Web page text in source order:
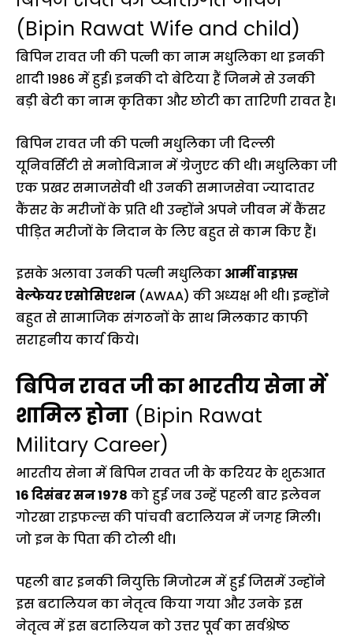
(Bipin Rawat Wife and child)
बिपिन रावत जी की पत्नी का नाम मधुलिका था इनकी
शादी 1986 में हुई। इनकी दो बेटिया हैं जिनमे से उनकी
बड़ी बेटी का नाम कृतिका और छोटी का तारिणी रावत है।
बिपिन रावत जी की पत्नी मधुलिका जी दिल्ली
यूनिवर्सिटी से मनोविज्ञान में ग्रेजुएट की थी। मधुलिका जी
एक प्रखर समाजसेवी थी उनकी समाजसेवा ज्यादातर
कैंसर के मरीजों के प्रति थी उन्होंने अपने जीवन में कैंसर
पीड़ित मरीजों के निदान के लिए बहुत से काम किए हैं।
इसके अलावा उनकी पत्नी मधुलिका आर्मी वाइफ़्स
वेल्फेयर एसोसिएशन (AWAA) की अध्यक्ष भी थी। इन्होंने
बहुत सेे सामाजिक संगठनों के साथ मिलकार काफी
सराहनीय कार्य किये।
बिपिन रावत जी का भारतीय सेना में
शामिल होना (Bipin Rawat
Military Career)
भारतीय सेना में बिपिन रावत जी के करियर के शुरुआत
16 दिसंबर सन 1978 को हुई जब उन्हें पहली बार इलेवन
गोरखा राइफल्स की पांचवी बटालियन में जगह मिली।
जो इन के पिता की टोली थी।
पहली बार इनकी नियुक्ति मिजोरम में हुई जिसमें उन्होंने
इस बटालियन का नेतृत्व किया गया और उनके इस
नेतृत्व में इस बटालियन को उत्तर पूर्व का सर्वश्रेष्ठ